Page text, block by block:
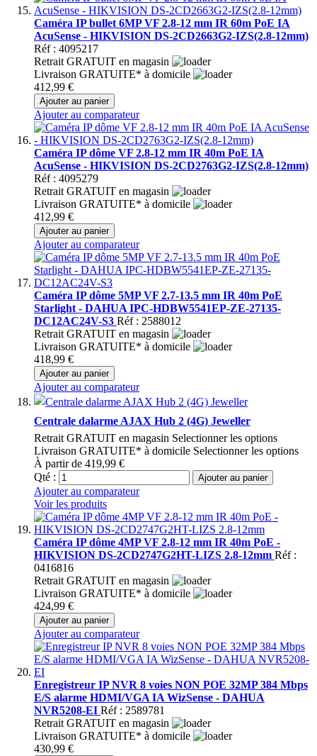
Caméra IP bullet 6MP VF 2.8-12 mm IR 60m PoE IA
AcuSense - HIKVISION DS-2CD2663G2-IZS(2.8-12mm)
Réf : 4095217
Retrait GRATUIT en magasin
Livraison GRATUITE* à domicile
412,99 €
Ajouter au panier
Ajouter au comparateur
Caméra IP dôme VF 2.8-12 mm IR 40m PoE IA
AcuSense - HIKVISION DS-2CD2763G2-IZS(2.8-12mm)
Réf : 4095279
Retrait GRATUIT en magasin
Livraison GRATUITE* à domicile
412,99 €
Ajouter au panier
Ajouter au comparateur
Caméra IP dôme 5MP VF 2.7-13.5 mm IR 40m PoE
Starlight - DAHUA IPC-HDBW5541EP-ZE-27135-
DC12AC24V-S3 Réf : 2588012
Retrait GRATUIT en magasin
Livraison GRATUITE* à domicile
418,99 €
Ajouter au panier
Ajouter au comparateur
Centrale dalarme AJAX Hub 2 (4G) Jeweller
Retrait GRATUIT en magasin Selectionner les options
Livraison GRATUITE* à domicile Selectionner les options
À partir de 419,99 €
Qté :
Ajouter au panier
Ajouter au comparateur
Voir les produits
Caméra IP dôme 4MP VF 2.8-12 mm IR 40m PoE -
HIKVISION DS-2CD2747G2HT-LIZS 2.8-12mm Réf :
0416816
Retrait GRATUIT en magasin
Livraison GRATUITE* à domicile
424,99 €
Ajouter au panier
Ajouter au comparateur
Enregistreur IP NVR 8 voies NON POE 32MP 384 Mbps
E/S alarme HDMI/VGA IA WizSense - DAHUA
NVR5208-EI Réf : 2589781
Retrait GRATUIT en magasin
Livraison GRATUITE* à domicile
430,99 €